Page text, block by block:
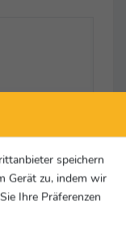
speichern
Gerät zu, indem wir
Ihre Präferenzen